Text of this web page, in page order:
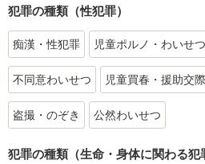
犯罪の種類（性犯罪）
痴漢・性犯罪 児童ポルノ・わいせ
不同意わいせつ 児童買春・援助交際
盗撮・のぞき 公然わいせつ
犯罪の種類（生命・身体に関わる犯